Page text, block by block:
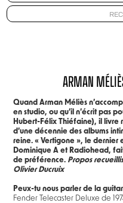
ARMAN
Quand Arman Méliès
en studio, ou qu’il n’écrit pas
Hubert-Félix Thiéfaine), il livre
d’une décennie des albums
reine. « Vertigone », le
Dominique A et Radiohead,
de préférence. Propos
Olivier Ducruix
Peux-tu nous parler de la
Fender Telecaster Deluxe de